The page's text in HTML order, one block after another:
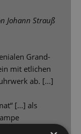
Johann Strauß
Grand-
mit etlichen
ab. [...]
[...] als